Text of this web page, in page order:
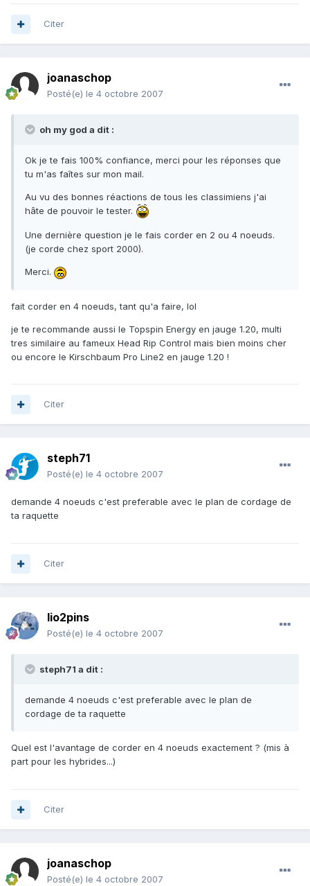
Citer
joanaschop
Posté(e) le 4 octobre 2007
oh my god a dit :
Ok je te fais 100% confiance, merci pour les réponses que
tu m'as faîtes sur mon mail.
Au vu des bonnes réactions de tous les classimiens j'ai
hâte de pouvoir le tester.
Une dernière question je le fais corder en 2 ou 4 noeuds.
(je corde chez sport 2000).
Merci.
fait corder en 4 noeuds, tant qu'a faire, lol
je te recommande aussi le Topspin Energy en jauge 1.20, multi
tres similaire au fameux Head Rip Control mais bien moins cher
ou encore le Kirschbaum Pro Line2 en jauge 1.20 !
Citer
steph71
Posté(e) le 4 octobre 2007
demande 4 noeuds c'est preferable avec le plan de cordage de
ta raquette
Citer
lio2pins
Posté(e) le 4 octobre 2007
steph71 a dit :
demande 4 noeuds c'est preferable avec le plan de
cordage de ta raquette
Quel est l'avantage de corder en 4 noeuds exactement ? (mis à
part pour les hybrides...)
Citer
joanaschop
Posté(e) le 4 octobre 2007